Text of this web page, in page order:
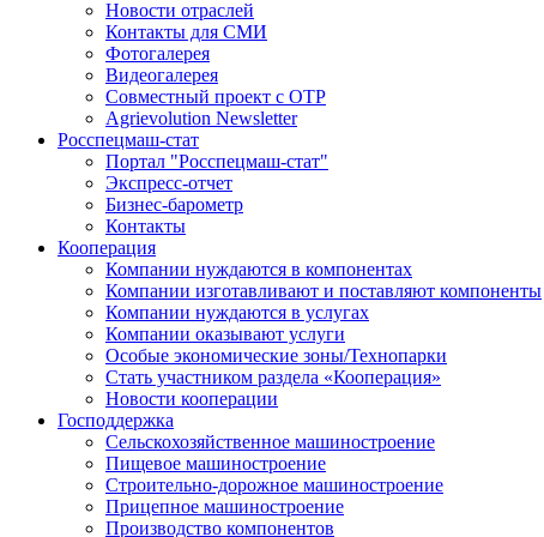
Новости отраслей
Контакты для СМИ
Фотогалерея
Видеогалерея
Совместный проект с ОТР
Agrievolution Newsletter
Росспецмаш-стат
Портал "Росспецмаш-стат"
Экспресс-отчет
Бизнес-барометр
Контакты
Кооперация
Компании нуждаются в компонентах
Компании изготавливают и поставляют компоненты
Компании нуждаются в услугах
Компании оказывают услуги
Особые экономические зоны/Технопарки
Стать участником раздела «Кооперация»
Новости кооперации
Господдержка
Сельскохозяйственное машиностроение
Пищевое машиностроение
Строительно-дорожное машиностроение
Прицепное машиностроение
Производство компонентов